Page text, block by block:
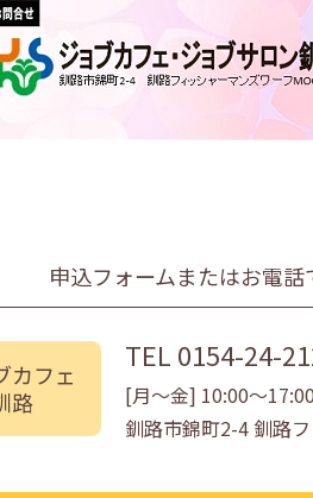
申込フォームまたはお電
カフェ
路
TEL 0154-24-
[月〜金] 10:00〜17:00
釧路市錦町2-4 釧路